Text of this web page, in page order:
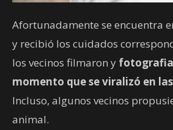
Afortunadamente se encuentra
y recibió los cuidados
los vecinos filmaron y
momento que se viralizó en
Incluso, algunos vecinos
animal.